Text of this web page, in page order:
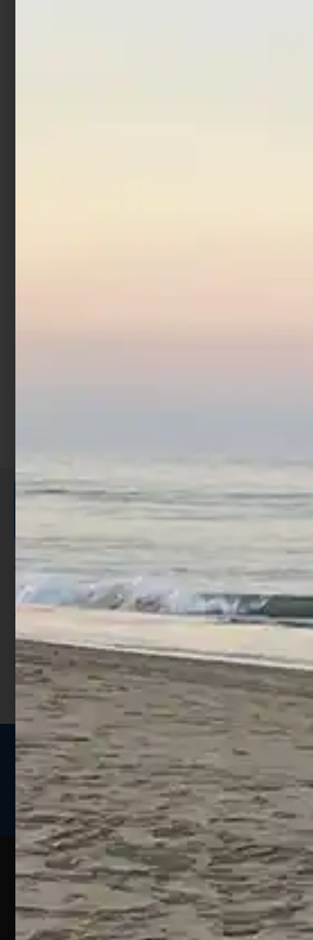
ISCRIVITI E RICEVI 3,50€ DI
SCONTO >
Per ogni acquisto accumuli ulteriori
punti;
Utilizza i punti per ricevere uno
sconto;
I punti sono indicati nella pagina
prodotto;
Seguici sui social
Web
Pesca
Un portale
pensato
Esperienze
Guide
sulla
pesca
sportiva
Assistenza
Clienti
Siamo
Contatti
Assistenza
Ecommerce